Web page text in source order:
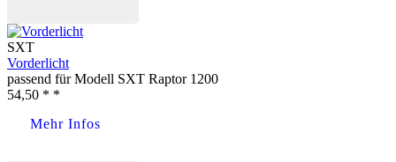
SXT
Vorderlicht
passend für Modell SXT Raptor 1200
54,50 * *
Mehr Infos